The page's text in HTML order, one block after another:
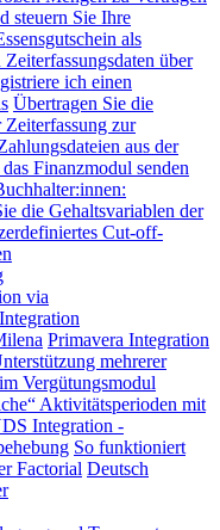
steuern Sie Ihre
als
Zeiterfassungsdaten über
ich einen
Übertragen Sie die
Zeiterfassung zur
aus der
Finanzmodul senden
die Gehaltsvariablen der
Cut-off-
via
Primavera Integration
mehrerer
Vergütungsmodul
Aktivitätsperioden mit
Integration -
So funktioniert
Factorial Deutsch